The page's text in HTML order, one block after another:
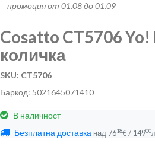
промоция от 01.08 до 01.09
Cosatto CT5706
количка
SKU: CT5706
Баркод: 5021645071410
В наличност
Безплатна доставка над 7618€ / 14900